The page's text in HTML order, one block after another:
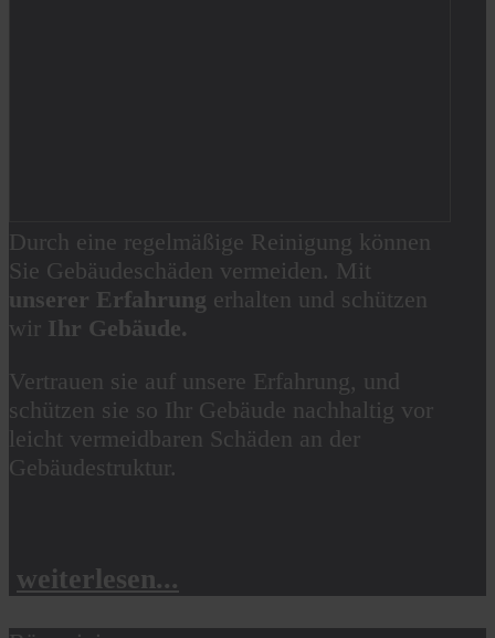
Durch eine regelmäßige Reinigung können
Sie Gebäudeschäden vermeiden. Mit
unserer Erfahrung erhalten und schützen
wir Ihr Gebäude.
Vertrauen sie auf unsere Erfahrung, und
schützen sie so Ihr Gebäude nachhaltig vor
leicht vermeidbaren Schäden an der
Gebäudestruktur.
weiterlesen...